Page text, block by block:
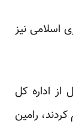
اسلامی نیز
اداره کل
رامین